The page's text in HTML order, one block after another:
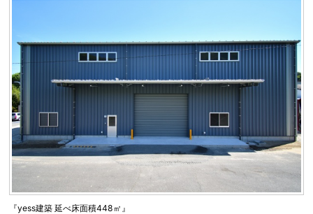
『yess建築 延べ床面積448㎡』